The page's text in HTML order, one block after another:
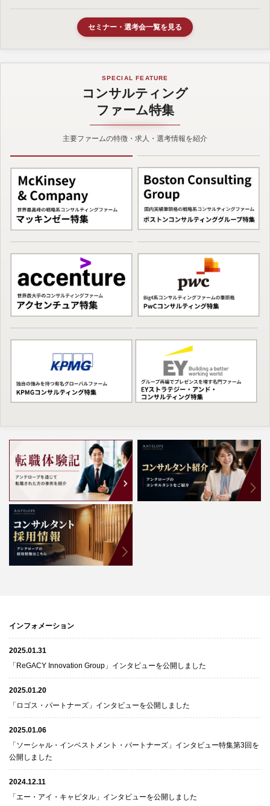
セミナー・選考会一覧を見る
SPECIAL FEATURE
コンサルティング
ファーム特集
主要ファームの特徴・求人・選考情報を紹介
インフォメーション
2025.01.31
「ReGACY Innovation Group」インタビューを公開しました
2025.01.20
「ロゴス・パートナーズ」インタビューを公開しました
2025.01.06
「ソーシャル・インベストメント・パートナーズ」インタビュー特集第3回を
公開しました
2024.12.11
「エー・アイ・キャピタル」インタビューを公開しました